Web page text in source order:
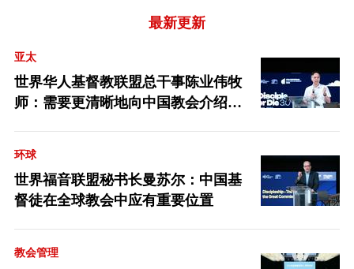
最新更新
亚太
世界华人基督教联盟总干事陈业伟牧
师：需要更清晰地向中国教会介绍福
环球
世界福音联盟秘书长曼苏尔：中国基
督徒在全球教会中应有重要位置
教会管理